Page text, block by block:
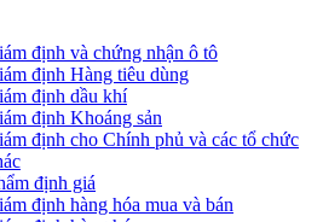
định và chứng nhận ô tô
định Hàng tiêu dùng
định dầu khí
định Khoáng sản
định cho Chính phủ và các tổ chức
định giá
định hàng hóa mua và bán